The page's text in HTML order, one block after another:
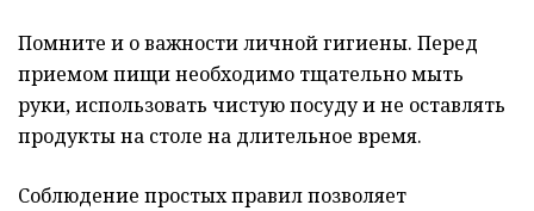
Помните и о важности личной гигиены. Перед
приемом пищи необходимо тщательно мыть
руки, использовать чистую посуду и не оставлять
продукты на столе на длительное время.
Соблюдение простых правил позволяет